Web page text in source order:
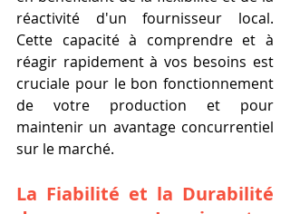
réactivité d'un fournisseur local.
Cette capacité à comprendre et à
réagir rapidement à vos besoins est
cruciale pour le bon fonctionnement
de votre production et pour
maintenir un avantage concurrentiel
sur le marché.
La Fiabilité et la Durabilité